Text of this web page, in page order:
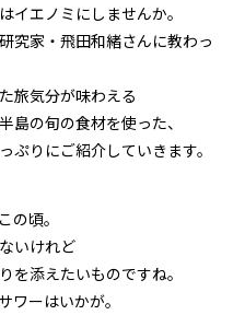
イエノミにしませんか。
究家・飛田和緒さんに教わっ
旅気分が味わえる
島の旬の食材を使った、
ぷりにご紹介していきます。
の頃。
いけれど
を添えたいものですね。
ワーはいかが。